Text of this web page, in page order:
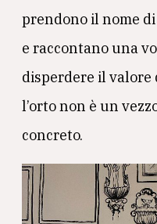
prendono il nome di
e raccontano una
disperdere il valore
l’orto non è un
concreto.